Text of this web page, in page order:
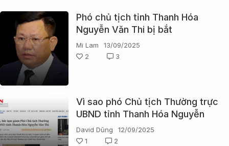
Phó chủ tịch tỉnh Thanh Hóa
Nguyễn Văn Thi bị bắt
Mi Lam
13/09/2025
2
3
Vì sao phó Chủ tịch Thường trực
UBND tỉnh Thanh Hóa Nguyễn
Văn Thi bị khởi tố, bắt tạm giam?
David Dũng
12/09/2025
1
2